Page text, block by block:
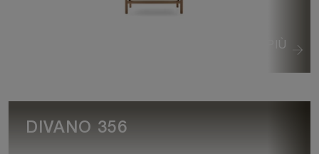
VEDI DI PIÙ
DIVANO 356